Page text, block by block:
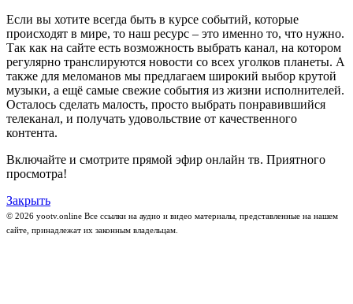
Если вы хотите всегда быть в курсе событий, которые
происходят в мире, то наш ресурс – это именно то, что нужно.
Так как на сайте есть возможность выбрать канал, на котором
регулярно транслируются новости со всех уголков планеты. А
также для меломанов мы предлагаем широкий выбор крутой
музыки, а ещё самые свежие события из жизни исполнителей.
Осталось сделать малость, просто выбрать понравившийся
телеканал, и получать удовольствие от качественного
контента.
Включайте и смотрите прямой эфир онлайн тв. Приятного
просмотра!
Закрыть
© 2026 yootv.online Все ссылки на аудио и видео материалы, представленные на нашем
сайте, принадлежат их законным владельцам.